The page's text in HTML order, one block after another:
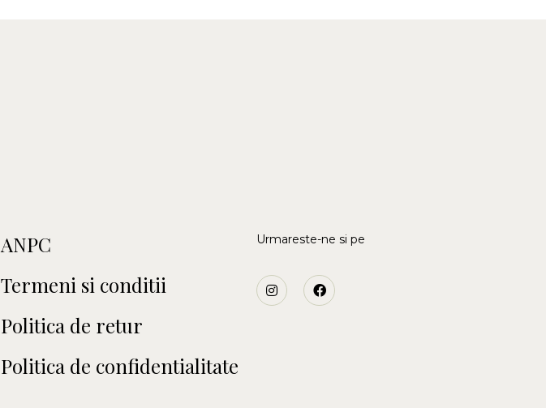
ANPC
Termeni si conditii
Politica de retur
Politica de confidentialitate
Urmareste-ne si pe